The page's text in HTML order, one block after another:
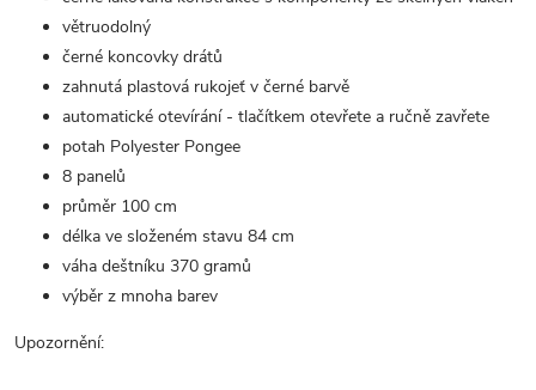
větruodolný
černé koncovky drátů
zahnutá plastová rukojeť v černé barvě
automatické otevírání - tlačítkem otevřete a ručně zavřete
potah Polyester Pongee
8 panelů
průměr 100 cm
délka ve složeném stavu 84 cm
váha deštníku 370 gramů
výběr z mnoha barev
Upozornění: